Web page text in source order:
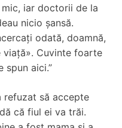
iar doctorii de la
nicio șansă.
odată, doamnă,
viață». Cuvinte foarte
spun aici.”
refuzat să accepte
că fiul ei va trăi.